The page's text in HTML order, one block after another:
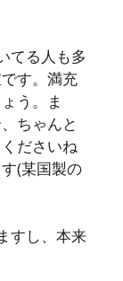
てる人も多
す。満充
う。ま
ちゃんと
ださいね
(某国製の
すし、本来